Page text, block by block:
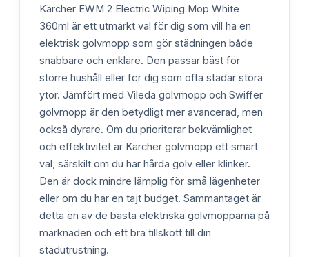
Kärcher EWM 2 Electric Wiping Mop White
360ml är ett utmärkt val för dig som vill ha en
elektrisk golvmopp som gör städningen både
snabbare och enklare. Den passar bäst för
större hushåll eller för dig som ofta städar stora
ytor. Jämfört med Vileda golvmopp och Swiffer
golvmopp är den betydligt mer avancerad, men
också dyrare. Om du prioriterar bekvämlighet
och effektivitet är Kärcher golvmopp ett smart
val, särskilt om du har hårda golv eller klinker.
Den är dock mindre lämplig för små lägenheter
eller om du har en tajt budget. Sammantaget är
detta en av de bästa elektriska golvmopparna på
marknaden och ett bra tillskott till din
städutrustning.